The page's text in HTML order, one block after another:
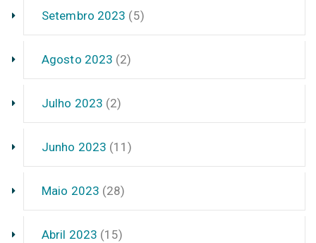
Setembro 2023 (5)
Agosto 2023 (2)
Julho 2023 (2)
Junho 2023 (11)
Maio 2023 (28)
Abril 2023 (15)